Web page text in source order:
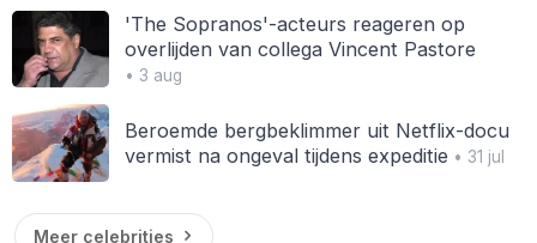
'The Sopranos'-acteurs reageren op
overlijden van collega Vincent Pastore
• 3 aug
Beroemde bergbeklimmer uit Netflix-docu
vermist na ongeval tijdens expeditie • 31 jul
Meer celebrities